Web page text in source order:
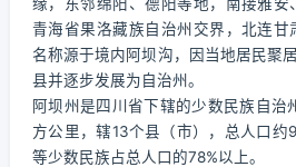
青海省果洛藏族自治州交界，北连甘
名称源于境内阿坝沟，因当地居民聚
县并逐步发展为自治州。
阿坝州是四川省下辖的少数民族自治
方公里，辖13个县（市），总人口约
等少数民族占总人口的78%以上。